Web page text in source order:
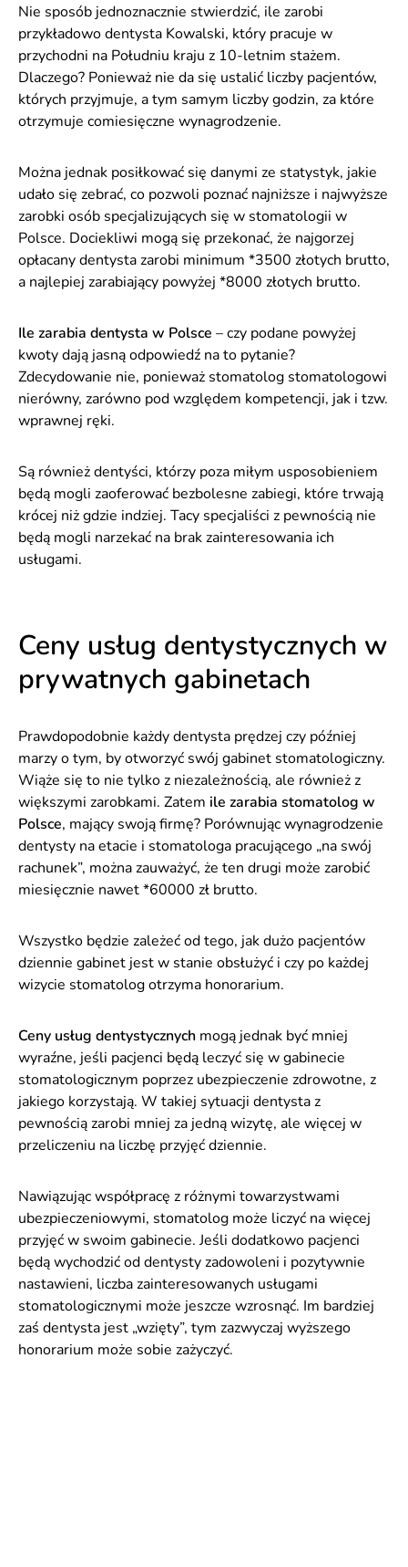
Nie sposób jednoznacznie stwierdzić, ile zarobi
przykładowo dentysta Kowalski, który pracuje w
przychodni na Południu kraju z 10-letnim stażem.
Dlaczego? Ponieważ nie da się ustalić liczby pacjentów,
których przyjmuje, a tym samym liczby godzin, za które
otrzymuje comiesięczne wynagrodzenie.
Można jednak posiłkować się danymi ze statystyk, jakie
udało się zebrać, co pozwoli poznać najniższe i najwyższe
zarobki osób specjalizujących się w stomatologii w
Polsce. Dociekliwi mogą się przekonać, że najgorzej
opłacany dentysta zarobi minimum *3500 złotych brutto,
a najlepiej zarabiający powyżej *8000 złotych brutto.
Ile zarabia dentysta w Polsce – czy podane powyżej
kwoty dają jasną odpowiedź na to pytanie?
Zdecydowanie nie, ponieważ stomatolog stomatologowi
nierówny, zarówno pod względem kompetencji, jak i tzw.
wprawnej ręki.
Są również dentyści, którzy poza miłym usposobieniem
będą mogli zaoferować bezbolesne zabiegi, które trwają
krócej niż gdzie indziej. Tacy specjaliści z pewnością nie
będą mogli narzekać na brak zainteresowania ich
usługami.
Ceny usług dentystycznych w
prywatnych gabinetach
Prawdopodobnie każdy dentysta prędzej czy później
marzy o tym, by otworzyć swój gabinet stomatologiczny.
Wiąże się to nie tylko z niezależnością, ale również z
większymi zarobkami. Zatem ile zarabia stomatolog w
Polsce, mający swoją firmę? Porównując wynagrodzenie
dentysty na etacie i stomatologa pracującego „na swój
rachunek”, można zauważyć, że ten drugi może zarobić
miesięcznie nawet *60000 zł brutto.
Wszystko będzie zależeć od tego, jak dużo pacjentów
dziennie gabinet jest w stanie obsłużyć i czy po każdej
wizycie stomatolog otrzyma honorarium.
Ceny usług dentystycznych mogą jednak być mniej
wyraźne, jeśli pacjenci będą leczyć się w gabinecie
stomatologicznym poprzez ubezpieczenie zdrowotne, z
jakiego korzystają. W takiej sytuacji dentysta z
pewnością zarobi mniej za jedną wizytę, ale więcej w
przeliczeniu na liczbę przyjęć dziennie.
Nawiązując współpracę z różnymi towarzystwami
ubezpieczeniowymi, stomatolog może liczyć na więcej
przyjęć w swoim gabinecie. Jeśli dodatkowo pacjenci
będą wychodzić od dentysty zadowoleni i pozytywnie
nastawieni, liczba zainteresowanych usługami
stomatologicznymi może jeszcze wzrosnąć. Im bardziej
zaś dentysta jest „wzięty”, tym zazwyczaj wyższego
honorarium może sobie zażyczyć.